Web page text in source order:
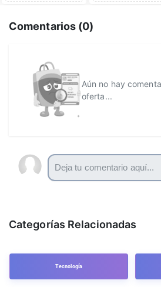
Comentarios (0)
Aún no hay
oferta...
Categorías Relacionadas
Tecnología